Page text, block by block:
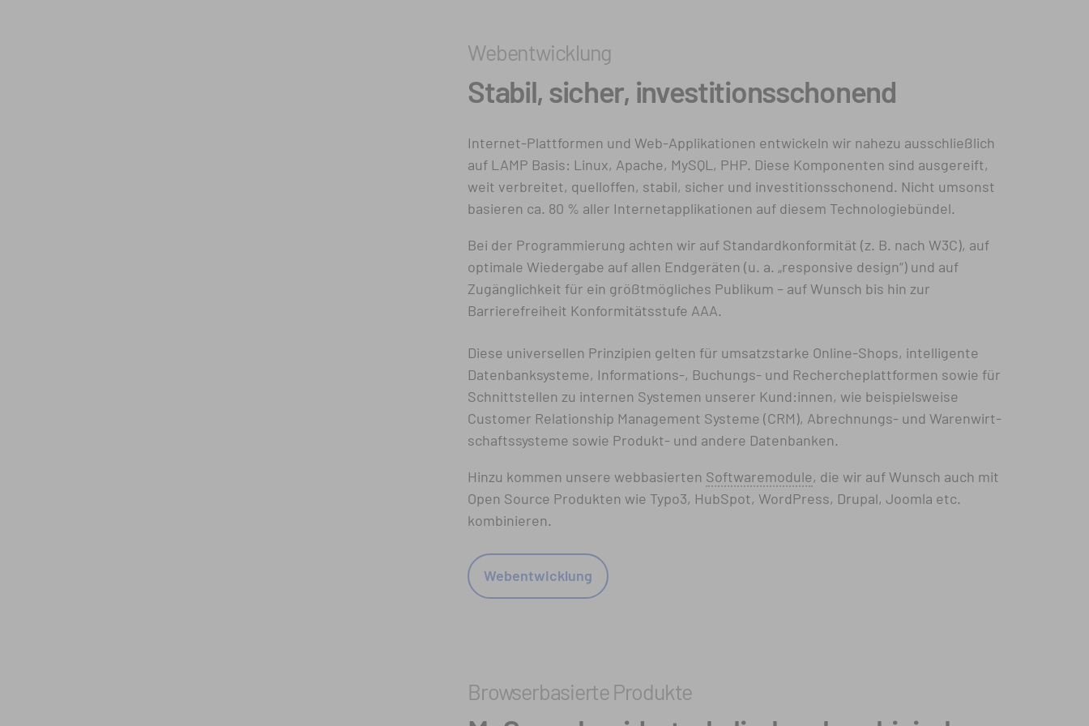
Webentwicklung
Stabil, sicher, investitionsschonend
Internet-Plattformen und Web-Applikationen entwickeln wir nahezu aus­schließ­lich
auf LAMP Basis: Linux, Apache, MySQL, PHP. Diese Komponenten sind ausgereift,
weit verbreitet, quelloffen, stabil, sicher und investitions­schonend. Nicht umsonst
basieren ca. 80 % aller Internetapplikationen auf diesem Technologiebündel.
Bei der Programmierung achten wir auf Standard­konformität (z. B. nach W3C), auf
optimale Wiedergabe auf allen Endgeräten (u. a. „responsive design“) und auf
Zugänglichkeit für ein größt­mögliches Publikum – auf Wunsch bis hin zur
Barrierefreiheit Konformitätsstufe AAA.
Diese universellen Prinzipien gelten für umsatzstarke Online-Shops, intelligente
Datenbanksysteme, Informations-, Buchungs- und Rechercheplattformen sowie für
Schnitt­stellen zu internen Systemen unserer Kund:innen, wie beispielsweise
Customer Relationship Management Systeme (CRM), Abrechnungs- und Waren­wirt­
schafts­systeme sowie Produkt- und andere Datenbanken.
Hinzu kommen unsere webbasierten Software­module, die wir auf Wunsch auch mit
Open Source Produkten wie Typo3, HubSpot, WordPress, Drupal, Joomla etc.
kombinieren.
Webentwicklung
Browserbasierte Produkte